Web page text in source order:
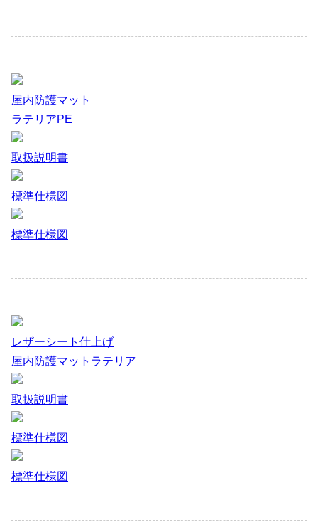
屋内防護マット
ラテリアPE
取扱説明書
標準仕様図
標準仕様図
レザーシート仕上げ
屋内防護マットラテリア
取扱説明書
標準仕様図
標準仕様図